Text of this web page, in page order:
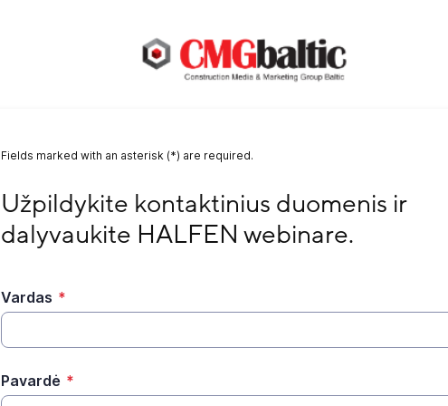
Fields marked with an asterisk (*) are required.
Užpildykite kontaktinius duomenis ir
dalyvaukite HALFEN webinare.
Vardas *
Pavardė *